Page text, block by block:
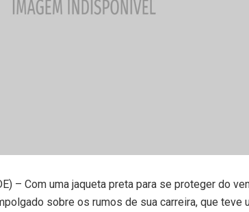
– Com uma jaqueta preta para se proteger do
sobre os rumos de sua carreira, que teve